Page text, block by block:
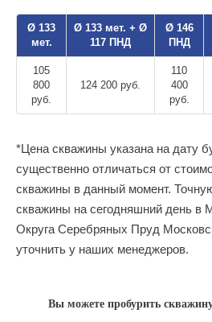
Ø 133
мет.
Ø 133 мет. + Ø
117 ПНД
Ø 146
ПНД
105
800
руб.
124 200 руб.
110
400
руб.
*Цена скважины указана на дату
существенно отличаться от
скважины в данный момент.
скважины на сегодняшний день в
Округа Серебряных Пруд
уточнить у наших менеджеров.
Вы можете пробурить